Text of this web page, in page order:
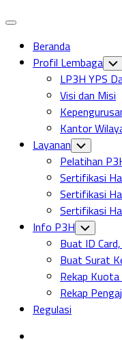
Expand
Beranda
Profil Lembaga
LP3H YPS
Visi dan Misi
Kantor
Layanan Toggle
Child
Menu
Pelatihan
Sertifikasi
Sertifikasi
Sertifikasi
Info P3H Toggle
Child
Menu
Buat ID
Buat Surat
Rekap
Rekap
Regulasi